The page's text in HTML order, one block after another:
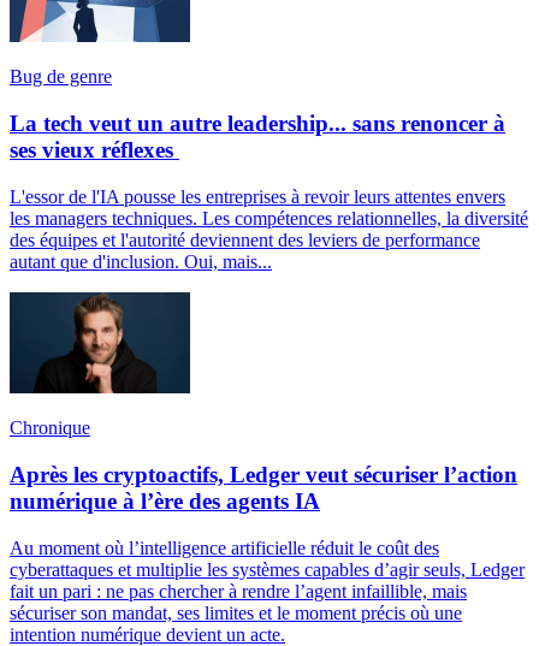
Bug de genre
La tech veut un autre leadership... sans renoncer à
ses vieux réflexes
L'essor de l'IA pousse les entreprises à revoir leurs attentes envers
les managers techniques. Les compétences relationnelles, la diversité
des équipes et l'autorité deviennent des leviers de performance
autant que d'inclusion. Oui, mais...
Chronique
Après les cryptoactifs, Ledger veut sécuriser l’action
numérique à l’ère des agents IA
Au moment où l’intelligence artificielle réduit le coût des
cyberattaques et multiplie les systèmes capables d’agir seuls, Ledger
fait un pari : ne pas chercher à rendre l’agent infaillible, mais
sécuriser son mandat, ses limites et le moment précis où une
intention numérique devient un acte.